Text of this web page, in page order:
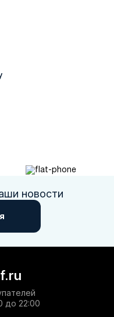
новости
до 22:00